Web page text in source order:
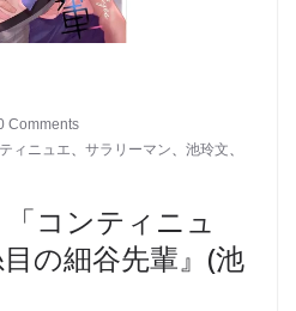
Comments
ィニュエ、 サラリーマン、 池玲文、
コンティニュ
の細谷先輩』(池